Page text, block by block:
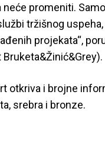
promeniti.
tržišnog
projekata“,
otkriva i brojne
srebra i bronze.